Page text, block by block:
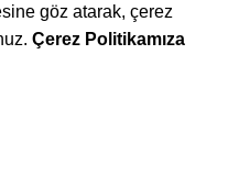
göz atarak, çerez
Çerez Politikamıza